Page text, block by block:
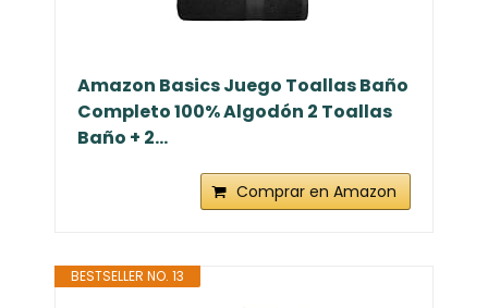
Amazon Basics Juego Toallas Baño
Completo 100% Algodón 2 Toallas
Baño + 2...
Comprar en Amazon
BESTSELLER NO. 13